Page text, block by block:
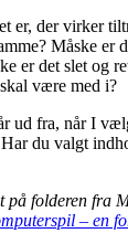
er, der virker
Måske er
er det slet og
være med i?
ud fra, når I
du valgt
på folderen fra
– en